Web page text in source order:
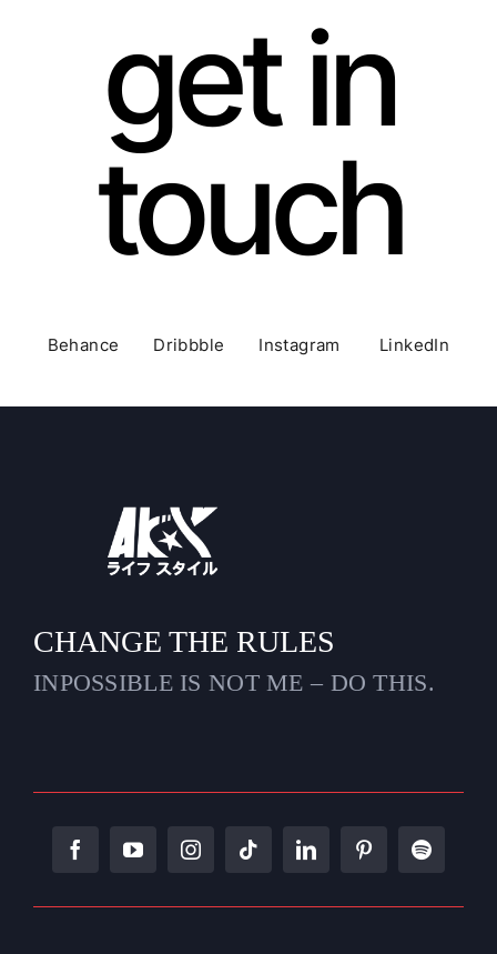
get in
touch
Behance Dribbble Instagram LinkedIn
CHANGE THE RULES
INPOSSIBLE IS NOT ME – DO THIS.